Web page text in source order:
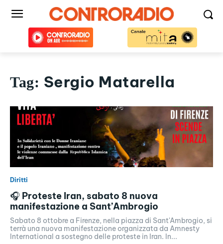
Tag: Sergio Matarella
Diritti
🎧 Proteste Iran, sabato 8 nuova
manifestazione a Sant’Ambrogio
Sabato 8 ottobre a Firenze, nella piazza di Sant'Ambrogio, si
terrà una nuova manifestazione organizzata da Amnesty
International a sostegno delle proteste in Iran. In...